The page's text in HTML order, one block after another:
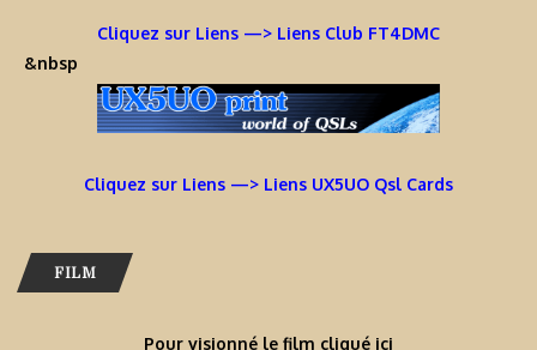
Cliquez sur Liens —> Liens Club FT4DMC
&nbsp
Cliquez sur Liens —> Liens UX5UO Qsl Cards
FILM
Pour visionné le film cliqué ici